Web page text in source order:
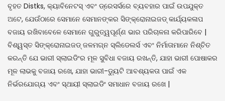
ବୃହତ Distks, କ୍ୟାବିନେଟସ୍ ଏବଂ ଡ୍ରେସର୍ସରେ ବ୍ୟବହାର ପାଇଁ ଉପଯୁକ୍ତ
ଅଟେ, ଯେଉଁଠାରେ ସେମାନେ ସେମାନଙ୍କର ସିଙ୍କ୍ରୋନାଇଜଡ୍ କାର୍ଯ୍ୟକଳାପ
ବଜାୟ ରଖିବାବେଳେ ସେମାନେ ଗୁରୁତ୍ୱପୂର୍ଣ୍ଣ ଭାର ପରିଚାଳନା କରିପାରିବେ |
ବିଶ୍ୱସ୍ତ ସିଙ୍କ୍ରୋନାଇଜଡ୍ ଜଳମଗ୍ନ ସ୍ଲିଡେଲର୍ସ ଏବଂ ନିର୍ମାତାମାନେ ନିଶ୍ଚିତ
କରନ୍ତି ଯେ ଭାରୀ ସ୍ଲାଇଡିଂର ମୂଳ ସୁବିଧା ବଜାୟ ରଖନ୍ତି, ଯାହା ଭାରୀ ପୋଷାକର
ମୂଳ ଲାଭକୁ ବଜାୟ ରଖେ, ଯାହା ଭାରୀ-ଡ୍ୟୁଟି ଆବଶ୍ୟକତା ପାଇଁ ଏକ
ନିର୍ଭରଯୋଗ୍ୟ ଏବଂ ସ୍ଥାୟୀ ସ୍ଲାଇଡିଂ ସମାଧାନ ବଜାୟ ରଖେ |